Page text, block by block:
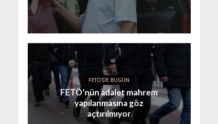
FETÖ'DE BUGÜN
FETÖ’nün adalet mahrem
yapılanmasına göz
açtırılmıyor